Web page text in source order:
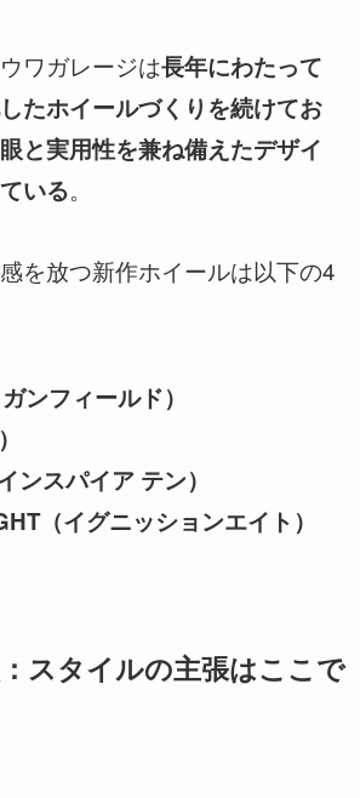
ワガレージは長年にわたって
たホイールづくりを続けてお
と実用性を兼ね備えたデザイ
いる。
を放つ新作ホイールは以下の4
ンフィールド）
ンスパイア テン）
（イグニッションエイト）
スタイルの主張はここで